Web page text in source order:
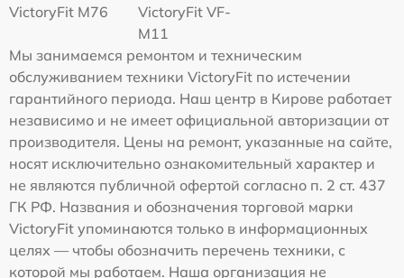
VictoryFit M76
VictoryFit VF-
M11
Мы занимаемся ремонтом и техническим
обслуживанием техники VictoryFit по истечении
гарантийного периода. Наш центр в Кирове работает
независимо и не имеет официальной авторизации от
производителя. Цены на ремонт, указанные на сайте,
носят исключительно ознакомительный характер и
не являются публичной офертой согласно п. 2 ст. 437
ГК РФ. Названия и обозначения торговой марки
VictoryFit упоминаются только в информационных
целях — чтобы обозначить перечень техники, с
которой мы работаем. Наша организация не